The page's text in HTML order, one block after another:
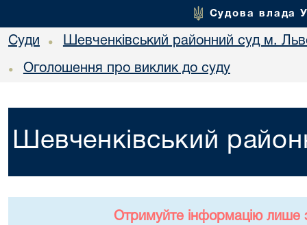
Судова влада
Суди • Шевченківський районний суд м.
• Оголошення про виклик до суду
Шевченківський
Отримуйте інформацію лише